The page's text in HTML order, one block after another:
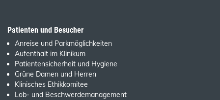
Patienten und Besucher
Anreise und Parkmöglichkeiten
Aufenthalt im Klinikum
Patientensicherheit und Hygiene
Grüne Damen und Herren
Klinisches Ethikkomitee
Lob- und Beschwerdemanagement